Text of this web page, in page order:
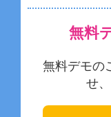
無料
無料デモの
せ